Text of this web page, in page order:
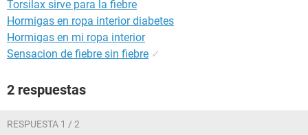
Torsilax sirve para la fiebre
Hormigas en ropa interior diabetes
Hormigas en mi ropa interior
Sensacion de fiebre sin fiebre ✓
2 respuestas
RESPUESTA 1 / 2